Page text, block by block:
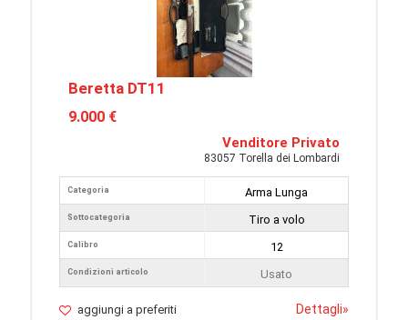
Beretta DT11
9.000 €
Venditore Privato
83057 Torella dei Lombardi
Categoria
Sottocategoria
Calibro
Condizioni articolo
Arma Lunga
Tiro a volo
12
Usato
aggiungi a preferiti Dettagli»